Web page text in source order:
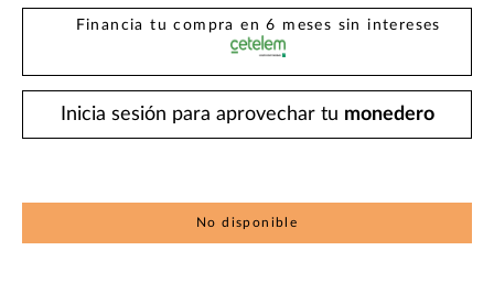
Financia tu compra en 6 meses sin intereses
Inicia sesión para aprovechar tu monedero
No disponible